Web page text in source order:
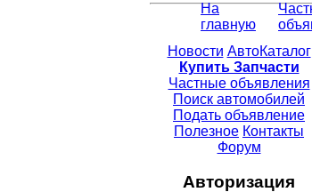
На
главную
Новости АвтоКаталог
Купить Запчасти
Частные объявления
Поиск автомобилей
Подать объявление
Полезное Контакты
Форум
Авторизация